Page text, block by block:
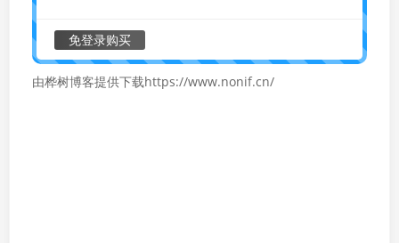
免登录购买
由桦树博客提供下载https://www.nonif.cn/